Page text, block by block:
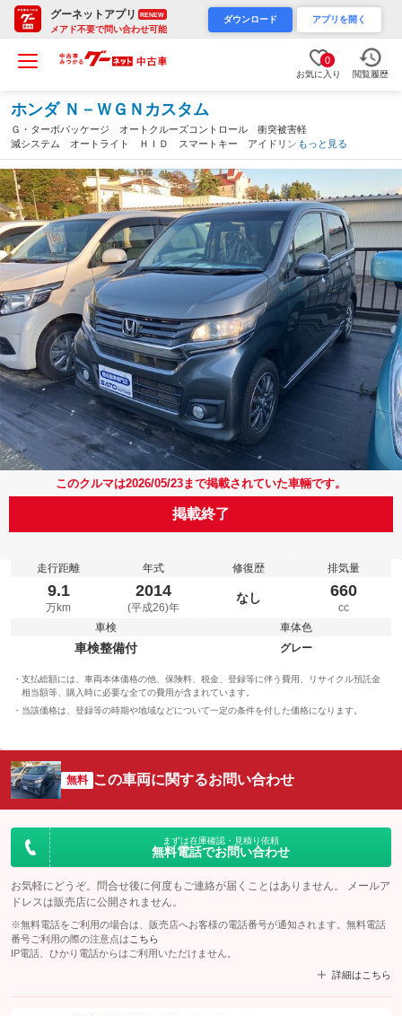
グーネットアプリ RENEW
メアド不要で問い合わせ可能
ダウンロード アプリを開く
0
お気に入り 閲覧履歴
ホンダ Ｎ－ＷＧＮカスタム
Ｇ・ターボパッケージ オートクルーズコントロール 衝突被害軽
減システム オートライト ＨＩＤ スマートキー アイドリング
ストップ 電動格納ミラー ベンチシート ターボ ＣＶＴ 盗難
防止システム ＡＢＳ ＥＳＣ ＣＤ（福島県）
もっと見る
このクルマは2026/05/23まで掲載されていた車輛です。
掲載終了
走行距離
9.1
万km
年式
2014
(平成26)年
修復歴
なし
排気量
660
cc
車検
車検整備付
車体色
グレー
支払総額には、車両本体価格の他、保険料、税金、登録等に伴う費用、リサイクル預託金
相当額等、購入時に必要な全ての費用が含まれています。
当該価格は、登録等の時期や地域などについて一定の条件を付した価格になります。
無料 この車両に関するお問い合わせ
まずは在庫確認・見積り依頼
無料電話でお問い合わせ
お気軽にどうぞ。問合せ後に何度もご連絡が届くことはありません。 メールア
ドレスは販売店に公開されません。
※無料電話をご利用の場合は、販売店へお客様の電話番号が通知されます。無料電話
番号ご利用の際の注意点は こちら
IP電話、ひかり電話からはご利用いただけません。
詳細はこちら